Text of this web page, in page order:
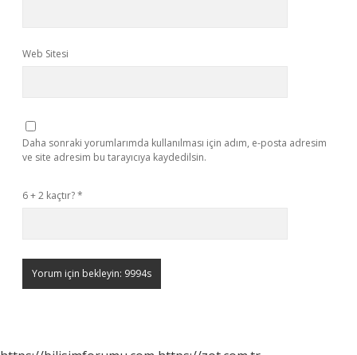
Web Sitesi
Daha sonraki yorumlarımda kullanılması için adım, e-posta adresim
ve site adresim bu tarayıcıya kaydedilsin.
6 + 2 kaçtır?*